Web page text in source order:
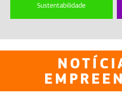
Sustentabilidade